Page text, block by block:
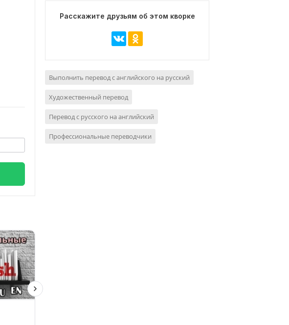
Расскажите друзьям об этом кворке
Выполнить перевод с английского на русский
Художественный перевод
Перевод с русского на английский
Профессиональные переводчики